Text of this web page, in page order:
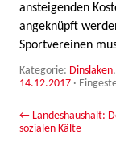
ansteigenden
angeknüpft
Sportvereinen
Kategorie: Dinslaken,
14.12.2017 ·
Beitrags-Navigation
← Landeshaushalt:
sozialen Kälte